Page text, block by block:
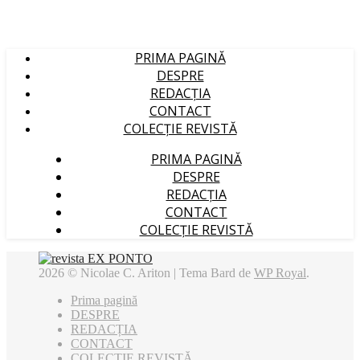
PRIMA PAGINĂ
DESPRE
REDACȚIA
CONTACT
COLECȚIE REVISTĂ
PRIMA PAGINĂ
DESPRE
REDACȚIA
CONTACT
COLECȚIE REVISTĂ
2026 © Nicolae C. Ariton | Tema Bard de WP Royal.
Prima pagină
DESPRE
REDACȚIA
CONTACT